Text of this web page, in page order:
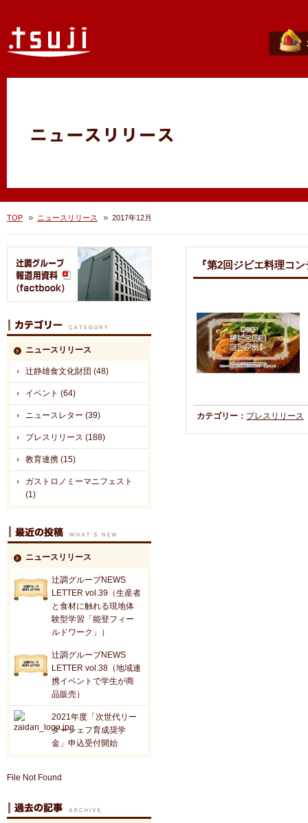
TOP ニュースリリース 2017年12月
『第2回ジビエ料理コ
カテゴリー： プレスリリース
ニュースリリース
辻静雄食文化財団 (48)
イベント (64)
ニュースレター (39)
プレスリリース (188)
教育連携 (15)
ガストロノミーマニフェスト
(1)
ニュースリリース
辻調グループNEWS
LETTER vol.39（生産者
と食材に触れる現地体
験型学習「能登フィー
ルドワーク」）
辻調グループNEWS
LETTER vol.38（地域連
携イベントで学生が商
品販売）
2021年度「次世代リー
ダーシェフ育成奨学
金」申込受付開始
File Not Found